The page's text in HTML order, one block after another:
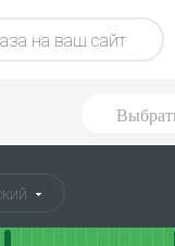
на ваш сайт